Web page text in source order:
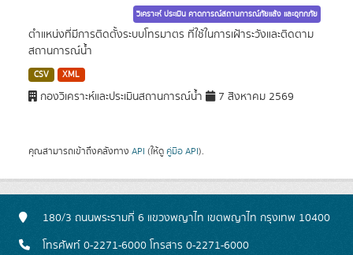
วิเคราะห์ ประเมิน คาดการณ์สถานการณ์ภัยแล้ง และอุทกภัย
ตำแหน่งที่มีการติดตั้งระบบโทรมาตร ที่ใช้ในการเฝ้าระวังและติดตาม
สถานการณ์น้ำ
CSV XML
กองวิเคราะห์และประเมินสถานการณ์น้ำ 7 สิงหาคม 2569
คุณสามารถเข้าถึงคลังทาง API (ให้ดู คู่มือ API).
180/3 ถนนพระรามที่ 6 แขวงพญาไท เขตพญาไท กรุงเทพ 10400
โทรศัพท์ 0-2271-6000 โทรสาร 0-2271-6000